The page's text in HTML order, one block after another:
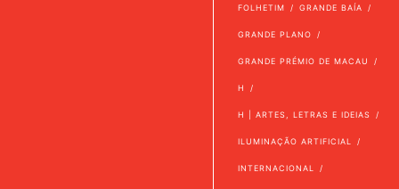
FOLHETIM GRANDE BAÍA
GRANDE PLANO
GRANDE PRÉMIO DE MACAU
H
H | ARTES, LETRAS E IDEIAS
ILUMINAÇÃO ARTIFICIAL
INTERNACIONAL